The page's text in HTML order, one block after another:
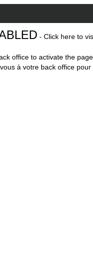
- Click here to
office to activate the
à votre back office